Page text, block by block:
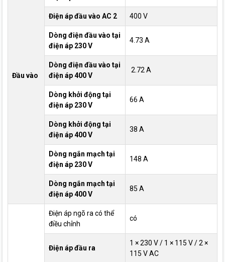
Đầu vào
Điện áp đầu vào AC 2 400 V
Dòng điện đầu vào tại
điện áp 230 V
4.73 A
Dòng điện đầu vào tại
điện áp 400 V
2.72 A
Dòng khởi động tại
điện áp 230 V
66 A
Dòng khởi động tại
điện áp 400 V
38 A
Dòng ngắn mạch tại
điện áp 230 V
148 A
Dòng ngắn mạch tại
điện áp 400 V
85 A
Điện áp ngõ ra có thể
điều chỉnh
có
Điện áp đầu ra
1 × 230 V / 1 × 115 V / 2 ×
115 V AC